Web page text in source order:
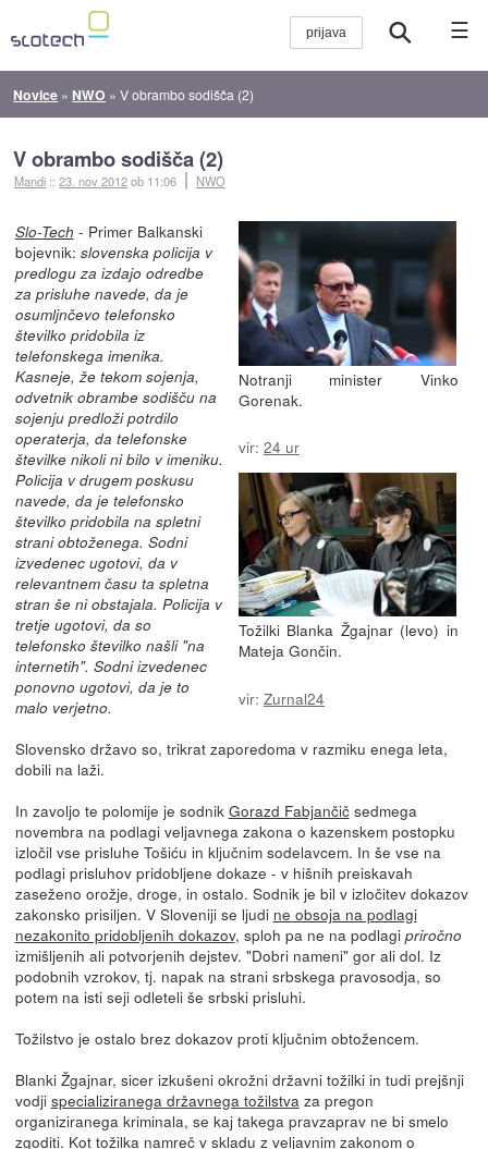
☰
Novice » NWO »V obrambo sodišča (2)
V obrambo sodišča (2)
Mandi ::23. nov 2012ob 11:06 NWO
Notranji minister Vinko
Gorenak.
vir: 24 ur
Tožilki Blanka Žgajnar (levo) in
Mateja Gončin.
vir: Zurnal24
Slo-Tech - Primer Balkanski
bojevnik: slovenska policija v
predlogu za izdajo odredbe
za prisluhe navede, da je
osumljnčevo telefonsko
številko pridobila iz
telefonskega imenika.
Kasneje, že tekom sojenja,
odvetnik obrambe sodišču na
sojenju predloži potrdilo
operaterja, da telefonske
številke nikoli ni bilo v imeniku.
Policija v drugem poskusu
navede, da je telefonsko
številko pridobila na spletni
strani obtoženega. Sodni
izvedenec ugotovi, da v
relevantnem času ta spletna
stran še ni obstajala. Policija v
tretje ugotovi, da so
telefonsko številko našli "na
internetih". Sodni izvedenec
ponovno ugotovi, da je to
malo verjetno.
Slovensko državo so, trikrat zaporedoma v razmiku enega leta,
dobili na laži.
In zavoljo te polomije je sodnik Gorazd Fabjančičsedmega
novembra na podlagi veljavnega zakona o kazenskem postopku
izločil vse prisluhe Tošiću in ključnim sodelavcem. In še vse na
podlagi prisluhov pridobljene dokaze - v hišnih preiskavah
zaseženo orožje, droge, in ostalo. Sodnik je bil v izločitev dokazov
zakonsko prisiljen. V Sloveniji se ljudi ne obsoja na podlagi
nezakonito pridobljenih dokazov, sploh pa ne na podlagi priročno
izmišljenih ali potvorjenih dejstev. "Dobri nameni" gor ali dol. Iz
podobnih vzrokov, tj. napak na strani srbskega pravosodja, so
potem na isti seji odleteli še srbski prisluhi.
Tožilstvo je ostalo brez dokazov proti ključnim obtožencem.
Blanki Žgajnar, sicer izkušeni okrožni državni tožilki in tudi prejšnji
vodji specializiranega državnega tožilstva za pregon
organiziranega kriminala, se kaj takega pravzaprav ne bi smelo
zgoditi. Kot tožilka namreč v skladu z veljavnim zakonom o